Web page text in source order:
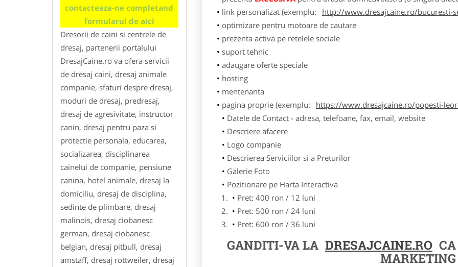
contacteaza-ne completand
formularul de aici
Dresorii de caini si centrele de
dresaj, partenerii portalului
DresajCaine.ro va ofera servicii
de dresaj caini, dresaj animale
companie, sfaturi despre dresaj,
moduri de dresaj, predresaj,
dresaj de agresivitate, instructor
canin, dresaj pentru paza si
protectie personala, educarea,
socializarea, disciplinarea
cainelui de companie, pensiune
canina, hotel animale, dresaj la
domiciliu, dresaj de disciplina,
sedinte de plimbare, dresaj
malinois, dresaj ciobanesc
german, dresaj ciobanesc
belgian, dresaj pitbull, dresaj
amstaff, dresaj rottweiler, dresaj
link personalizat (exemplu:
http://www.dresajcaine.ro/bucuresti-
optimizare pentru motoare de cautare
prezenta activa pe retelele sociale
suport tehnic
adaugare oferte speciale
hosting
mentenanta
pagina proprie (exemplu:
https://www.dresajcaine.ro/popesti-
Datele de Contact - adresa, telefoane, fax, email, website
Descriere afacere
Logo companie
Descrierea Serviciilor si a Preturilor
Galerie Foto
Pozitionare pe Harta Interactiva
Pret: 400 ron / 12 luni
Pret: 500 ron / 24 luni
Pret: 600 ron / 36 luni
GANDITI-VA LA DRESAJCAINE.RO
MARKETING